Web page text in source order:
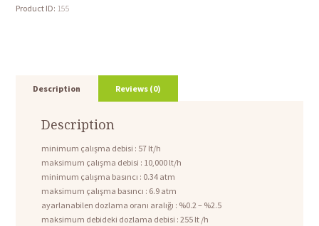
Product ID: 155
Description Reviews (0)
Description
minimum çalışma debisi : 57 lt/h
maksimum çalışma debisi : 10,000 lt/h
minimum çalışma basıncı : 0.34 atm
maksimum çalışma basıncı : 6.9 atm
ayarlanabilen dozlama oranı aralığı : %0.2 – %2.5
maksimum debideki dozlama debisi : 255 lt /h